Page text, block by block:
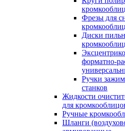
Фрезы для
Диски
форматно-
Ручки
станков
Жидкости
для
Ручные
Шланги